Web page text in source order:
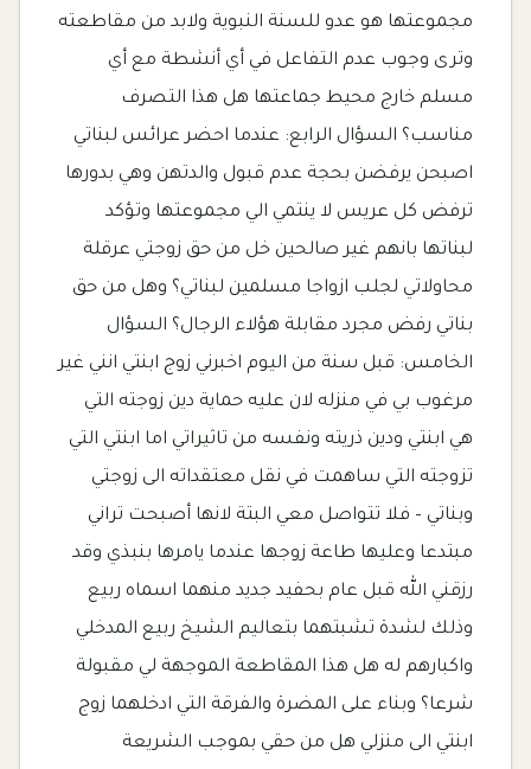
مجموعتها هو عدو للسنة النبوية ولابد من مقاطعته
وترى وجوب عدم التفاعل في أي أنشطة مع أي
مسلم خارج محيط جماعتها هل هذا التصرف
مناسب؟ السؤال الرابع: عندما احضر عرائس لبناتي
اصبحن يرفضن بحجة عدم قبول والدتهن وهي بدورها
ترفض كل عريس لا ينتمي الي مجموعتها وتؤكد
لبناتها بانهم غير صالحين خل من حق زوجتي عرقلة
محاولاتي لجلب ازواجا مسلمين لبناتي؟ وهل من حق
بناتي رفض مجرد مقابلة هؤلاء الرجال؟ السؤال
الخامس: قبل سنة من اليوم اخبرني زوج ابنتي انني غير
مرغوب بي في منزله لان عليه حماية دين زوجته التي
هي ابنتي ودين ذريته ونفسه من تاثيراتي اما ابنتي التي
تزوجته التي ساهمت في نقل معتقداته الى زوجتي
وبناتي – فلا تتواصل معي البتة لانها أصبحت تراني
مبتدعا وعليها طاعة زوجها عندما يامرها بنبذي وقد
رزقني الله قبل عام بحفيد جديد منهما اسماه ربيع
وذلك لشدة تشبتهما بتعاليم الشيخ ربيع المدخلي
واكبارهم له هل هذا المقاطعة الموجهة لي مقبولة
شرعا؟ وبناء على المضرة والفرقة التي ادخلهما زوج
ابنتي الى منزلي هل من حقي بموجب الشريعة